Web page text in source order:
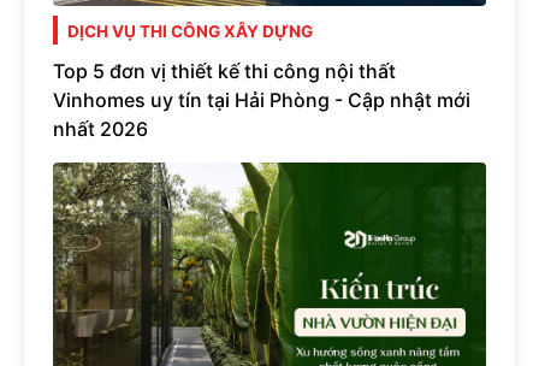
DỊCH VỤ THI CÔNG XÂY DỰNG
Top 5 đơn vị thiết kế thi công nội thất
Vinhomes uy tín tại Hải Phòng - Cập nhật mới
nhất 2026